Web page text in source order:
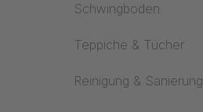
Schwingboden
Teppiche & Tücher
Reinigung & Sanierung